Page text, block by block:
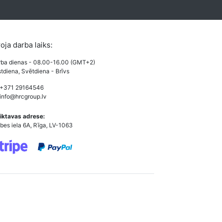
darba laiks:
dienas - 08.00-16.00 (GMT+2)
Svētdiena - Brīvs
29164546
info@hrcgroup.lv
adrese:
iela 6A, Rīga, LV-1063